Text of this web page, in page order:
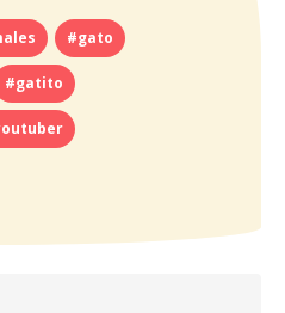
#gato
#gatito